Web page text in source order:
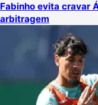
Fabinho evita cravar
arbitragem